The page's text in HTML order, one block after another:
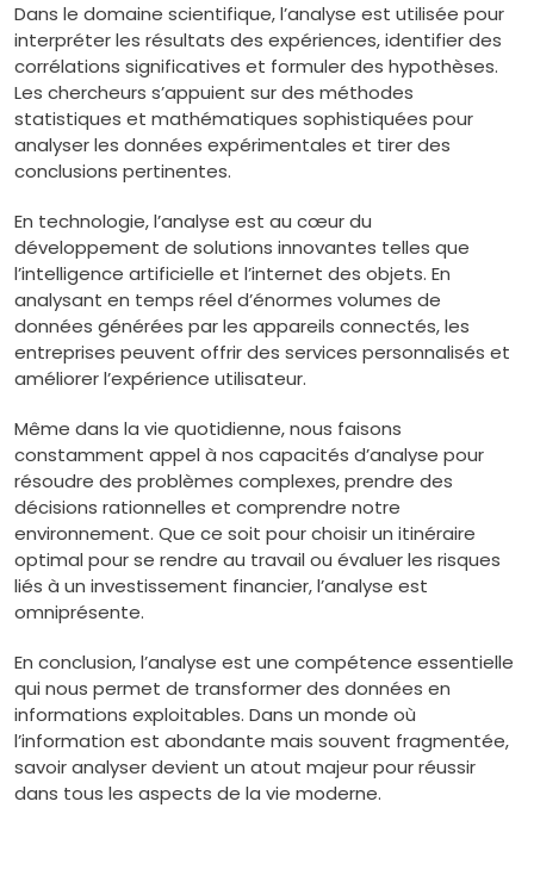
Dans le domaine scientifique, l’analyse est utilisée pour
interpréter les résultats des expériences, identifier des
corrélations significatives et formuler des hypothèses.
Les chercheurs s’appuient sur des méthodes
statistiques et mathématiques sophistiquées pour
analyser les données expérimentales et tirer des
conclusions pertinentes.
En technologie, l’analyse est au cœur du
développement de solutions innovantes telles que
l’intelligence artificielle et l’internet des objets. En
analysant en temps réel d’énormes volumes de
données générées par les appareils connectés, les
entreprises peuvent offrir des services personnalisés et
améliorer l’expérience utilisateur.
Même dans la vie quotidienne, nous faisons
constamment appel à nos capacités d’analyse pour
résoudre des problèmes complexes, prendre des
décisions rationnelles et comprendre notre
environnement. Que ce soit pour choisir un itinéraire
optimal pour se rendre au travail ou évaluer les risques
liés à un investissement financier, l’analyse est
omniprésente.
En conclusion, l’analyse est une compétence essentielle
qui nous permet de transformer des données en
informations exploitables. Dans un monde où
l’information est abondante mais souvent fragmentée,
savoir analyser devient un atout majeur pour réussir
dans tous les aspects de la vie moderne.